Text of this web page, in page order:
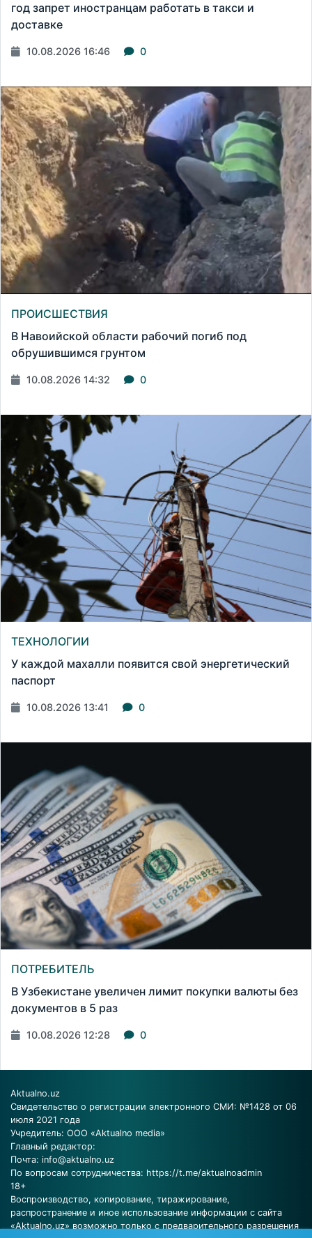
год запрет иностранцам работать в такси и
доставке
10.08.2026 16:46 0
ПРОИСШЕСТВИЯ
В Навоийской области рабочий погиб под
обрушившимся грунтом
10.08.2026 14:32 0
ТЕХНОЛОГИИ
У каждой махалли появится свой энергетический
паспорт
10.08.2026 13:41 0
ПОТРЕБИТЕЛЬ
В Узбекистане увеличен лимит покупки валюты без
документов в 5 раз
10.08.2026 12:28 0
Aktualno.uz
Свидетельство о регистрации электронного СМИ: №1428 от 06
июля 2021 года
Учредитель: ООО «Aktualno media»
Главный редактор:
Почта: info@aktualno.uz
По вопросам сотрудничества: https://t.me/aktualnoadmin
18+
Воспроизводство, копирование, тиражирование,
распространение и иное использование информации с сайта
«Aktualno.uz» возможно только с предварительного разрешения